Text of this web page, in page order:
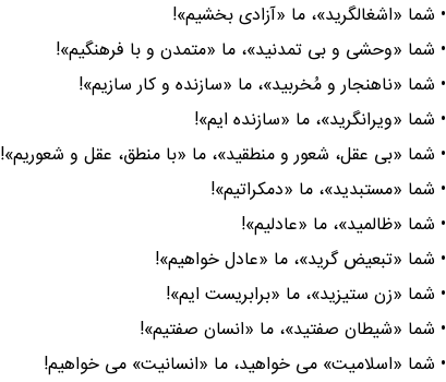
• شما «اشغالگرید»، ما «آزادی بخشیم»!
• شما «وحشی و بی تمدنید»، ما «متمدن و با فرهنگیم»!
• شما «ناهنجار و مُخربید»، ما «سازنده و کار سازیم»!
• شما «ویرانگرید»، ما «سازنده ایم»!
• شما «بی عقل، شعور و منطقید»، ما «با منطق، عقل و شعوریم»!
• شما «مستبدید»، ما «دمکراتیم»!
• شما «ظالمید»، ما «عادلیم»!
• شما «تبعیض گرید»، ما «عادل خواهیم»!
• شما «زن ستیزید»، ما «برابریست ایم»!
• شما «شیطان صفتید»، ما «انسان صفتیم»!
• شما «اسلامیت» می خواهید، ما «انسانیت» می خواهیم!